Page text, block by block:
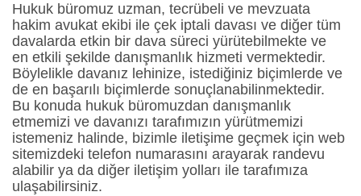
Hukuk büromuz uzman, tecrübeli ve mevzuata
hakim avukat ekibi ile çek iptali davası ve diğer tüm
davalarda etkin bir dava süreci yürütebilmekte ve
en etkili şekilde danışmanlık hizmeti vermektedir.
Böylelikle davanız lehinize, istediğiniz biçimlerde ve
de en başarılı biçimlerde sonuçlanabilinmektedir.
Bu konuda hukuk büromuzdan danışmanlık
etmemizi ve davanızı tarafımızın yürütmemizi
istemeniz halinde, bizimle iletişime geçmek için web
sitemizdeki telefon numarasını arayarak randevu
alabilir ya da diğer iletişim yolları ile tarafımıza
ulaşabilirsiniz.